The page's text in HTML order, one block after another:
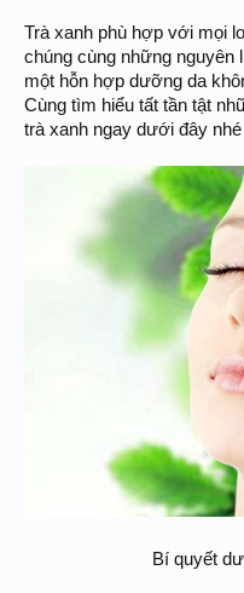
Trà xanh phù hợp với mọi
chúng cùng những nguyên
một hỗn hợp dưỡng da
Cùng tìm hiểu tất tần tật
trà xanh ngay dưới đây nhé
Bí quyết